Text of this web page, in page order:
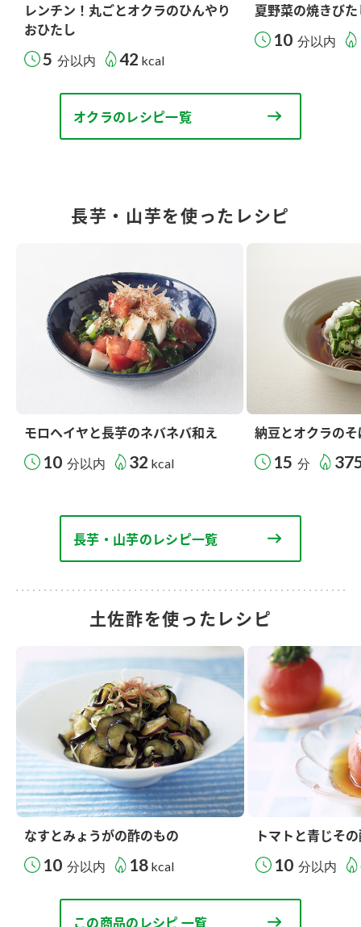
レンチン！丸ごとオクラのひんやり
おひたし
5 分以内 42 kcal
夏野菜の焼きびた
10 分以内
オクラのレシピ一覧
長芋・山芋を使ったレシピ
モロヘイヤと長芋のネバネバ和え
10 分以内 32 kcal
納豆とオクラのそ
15 分
長芋・山芋のレシピ一覧
土佐酢を使ったレシピ
なすとみょうがの酢のもの
10 分以内 18 kcal
トマトと青じそ
10 分以内
この商品のレシピ 一覧